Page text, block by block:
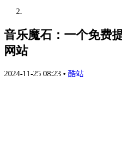
音乐魔石：一个免费
网站
2024-11-25 08:23 • 酷站